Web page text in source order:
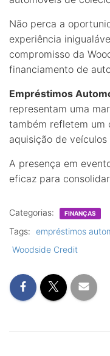
Não perca a
experiência
compromisso da
financiamento de
Empréstimos
representam uma
também refletem um
aquisição de
A presença em
eficaz para
Categorias: FINANÇAS
Tags: empréstimos
Woodside Credit